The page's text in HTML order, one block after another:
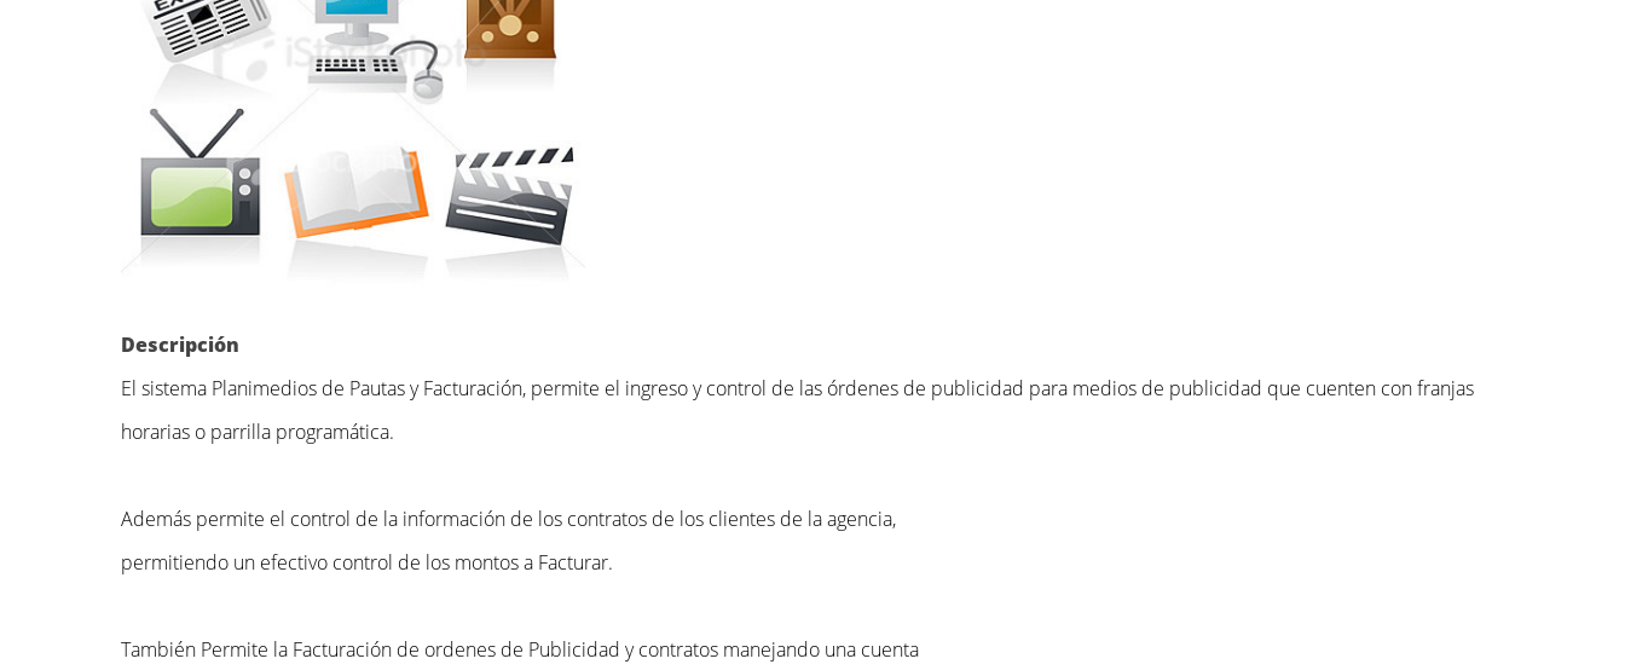
Descripción
El sistema Planimedios de Pautas y Facturación, permite el ingreso y control de las órdenes de publicidad para medios de publicidad que cuenten con franjas
horarias o parrilla programática.
Además permite el control de la información de los contratos de los clientes de la agencia,
permitiendo un efectivo control de los montos a Facturar.
También Permite la Facturación de ordenes de Publicidad y contratos manejando una cuenta